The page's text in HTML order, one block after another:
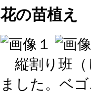
花の苗植え
縦割り班（
ました。ベ